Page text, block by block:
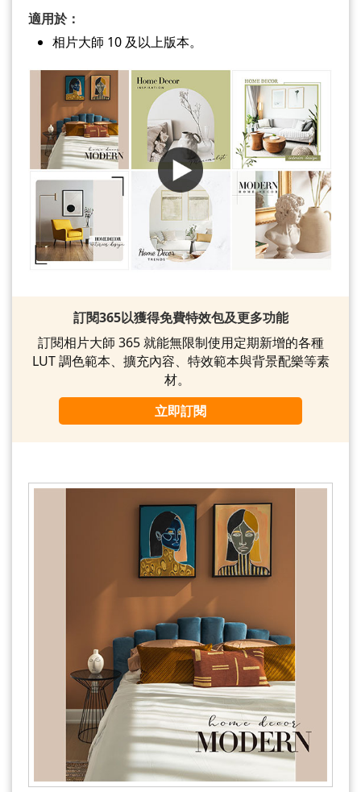
適用於：
相片大師 10 及以上版本。
訂閱365以獲得免費特效包及更多功能
訂閱相片大師 365 就能無限制使用定期新增的各種
LUT 調色範本、擴充內容、特效範本與背景配樂等素
材。
立即訂閱